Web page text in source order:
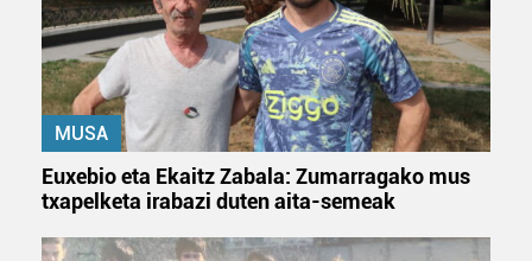
Bazkide batzuek ez dizute baimenik eskatzen, eta beren
interes komertzial legitimoetan babesten dira. Ikusi gure
bazkideen zerrenda, beren ustez zein helburutarako
duten interes legitimoa eta horren aurka nola egin
dezakezun ikusteko.
Lortu zure datu pertsonalak prozesatzeko moduari
buruzko informazio gehiago eta ezarri zure lehentasunak
datuen atalean. Edozein unetan alda edo ken dezakezu
MUSA
Euxebio eta Ekaitz Zabala: Zumarragako mus
txapelketa irabazi duten aita-semeak